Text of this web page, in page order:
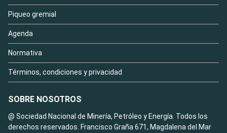
Piqueo gremial
Agenda
Normativa
Términos, condiciones y privacidad
SOBRE NOSOTROS
@ Sociedad Nacional de Minería, Petróleo y Energía. Todos los
derechos reservados. Francisco Graña 671, Magdalena del Mar